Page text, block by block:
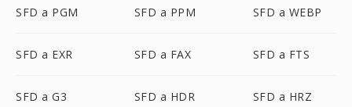
SFD a PGM SFD a PPM SFD a WEBP
SFD a EXR SFD a FAX SFD a FTS
SFD a G3 SFD a HDR SFD a HRZ